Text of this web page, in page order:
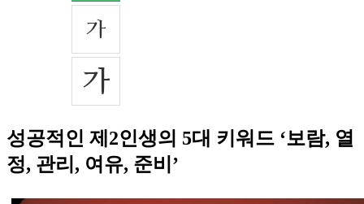
성공적인 제2인생의 5대 키워드 ‘보람, 열
정, 관리, 여유, 준비’